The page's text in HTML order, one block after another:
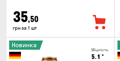
35,50
грн за 1 шт
Міцність
5.1 °
Новинка